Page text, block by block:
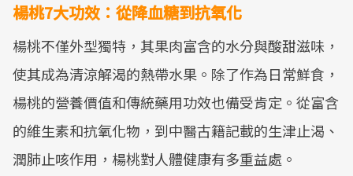
楊桃7大功效：從降血糖到抗氧化
楊桃不僅外型獨特，其果肉富含的水分與酸甜滋味，
使其成為清涼解渴的熱帶水果。除了作為日常鮮食，
楊桃的營養價值和傳統藥用功效也備受肯定。從富含
的維生素和抗氧化物，到中醫古籍記載的生津止渴、
潤肺止咳作用，楊桃對人體健康有多重益處。